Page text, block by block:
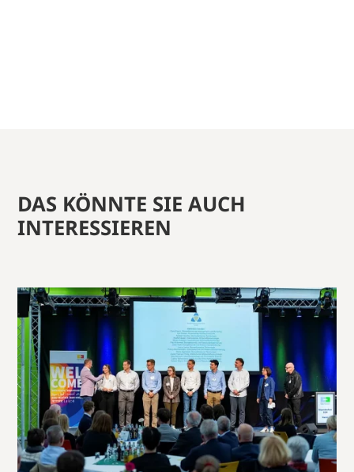
DAS KÖNNTE SIE AUCH
INTERESSIEREN